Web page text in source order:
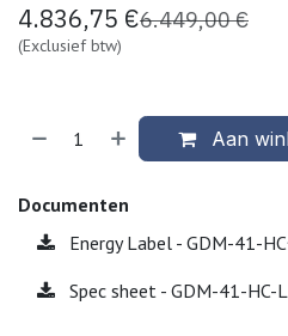
4.836,75 €6.449,00€
(Exclusief btw)
Aan
Documenten
Energy Label - GDM-41-
Spec sheet - GDM-41-HC-